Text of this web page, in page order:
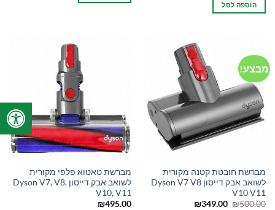
הוספה לסל
מבצע!
מברשת חובטת קטנה מקורית
לשואב אבק דייסון Dyson V7 V8
V10 V11
₪500.00
המחיר ₪349.00
המחיר
מברשת טאטוא פלפי מקורית
לשואב אבק דייסון Dyson V7, V8,
V10, V11
₪495.00